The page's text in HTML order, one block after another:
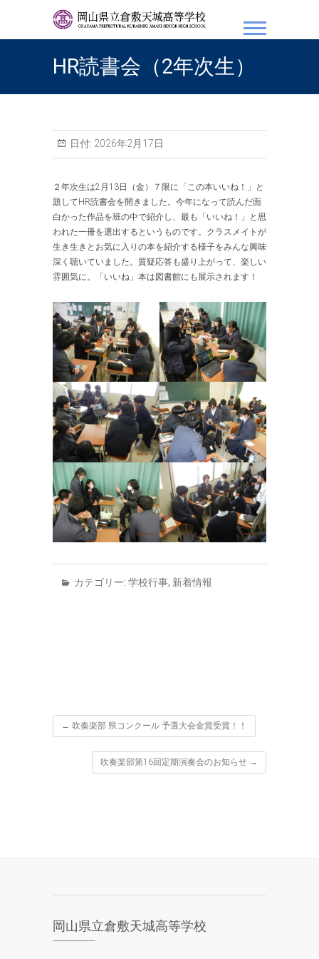
岡山県立倉敷天城高等学
HR読書会（2年次生）
日付: 2026年2月17日
２年次生は2月13日（金）７限に「この本いいね！」と
題してHR読書会を開きました。今年になって読んだ面
白かった作品を班の中で紹介し、最も「いいね！」と思
われた一冊を選出するというものです。クラスメイトが
生き生きとお気に入りの本を紹介する様子をみんな興味
深く聴いていました。質疑応答も盛り上がって、楽しい
雰囲気に。「いいね」本は図書館にも展示されます！
カテゴリー: 学校行事, 新着情報
← 吹奏楽部 県コンクール 予選大会金賞受賞！！
吹奏楽部第16回定期演奏会のお知らせ →
岡山県立倉敷天城高等学校